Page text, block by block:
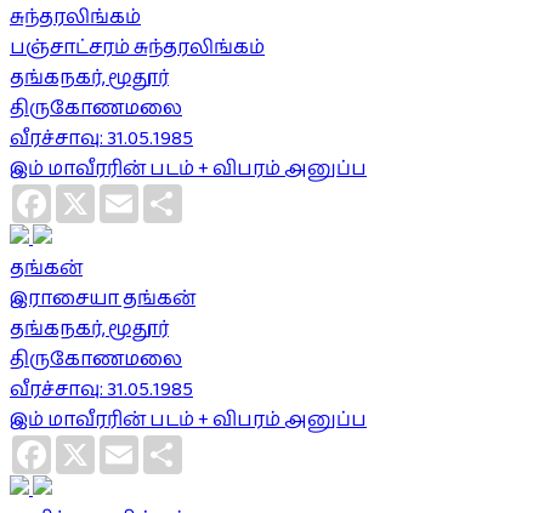
சுந்தரலிங்கம்
பஞ்சாட்சரம் சுந்தரலிங்கம்
தங்கநகர், மூதூர்
திருகோணமலை
வீரச்சாவு: 31.05.1985
இம் மாவீரரின் படம் + விபரம் அனுப்ப
Facebook
X Email
தங்கன்
இராசையா தங்கன்
தங்கநகர், மூதூர்
திருகோணமலை
வீரச்சாவு: 31.05.1985
இம் மாவீரரின் படம் + விபரம் அனுப்ப
Facebook
X Email